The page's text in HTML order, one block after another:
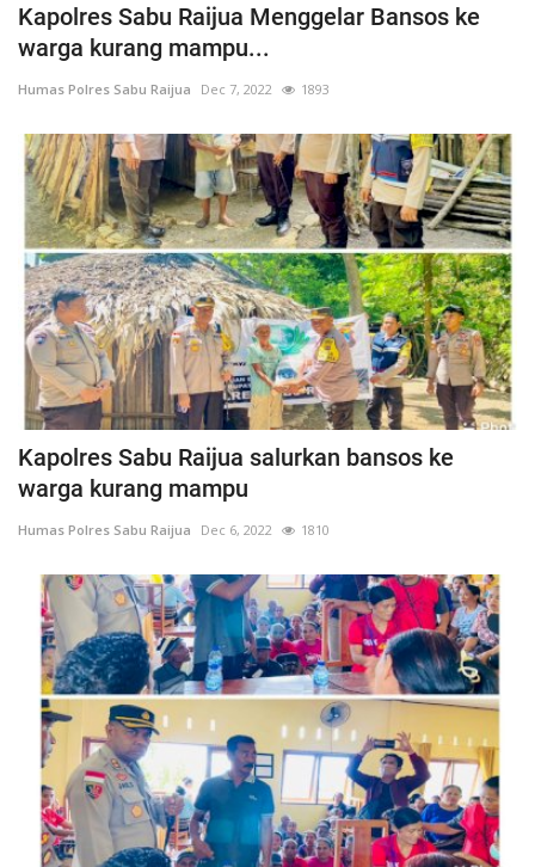
Kapolres Sabu Raijua Menggelar Bansos ke
warga kurang mampu...
Humas Polres Sabu Raijua Dec 7, 2022 1893
Kapolres Sabu Raijua salurkan bansos ke
warga kurang mampu
Humas Polres Sabu Raijua Dec 6, 2022 1810